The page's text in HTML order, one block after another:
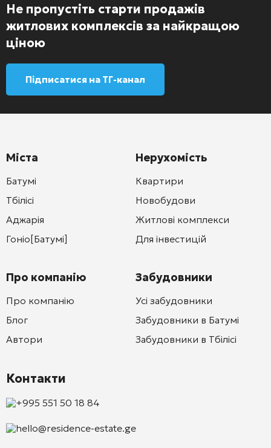
Не пропустіть старти продажів
житлових комплексів за найкращою
ціною
Підписатися на ТГ-канал
Міста
Батумі
Тбілісі
Аджарія
Гоніо[Батумі]
Про компанію
Про компанію
Блог
Автори
Нерухомість
Квартири
Новобудови
Житлові комплекси
Для інвестицій
Забудовники
Усі забудовники
Забудовники в Батумі
Забудовники в Тбілісі
Контакти
+995 551 50 18 84
hello@residence-estate.ge